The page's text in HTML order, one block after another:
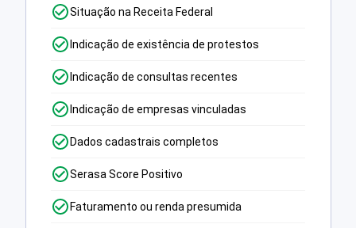
Situação na Receita Federal
Indicação de existência de protestos
Indicação de consultas recentes
Indicação de empresas vinculadas
Dados cadastrais completos
Serasa Score Positivo
Faturamento ou renda presumida